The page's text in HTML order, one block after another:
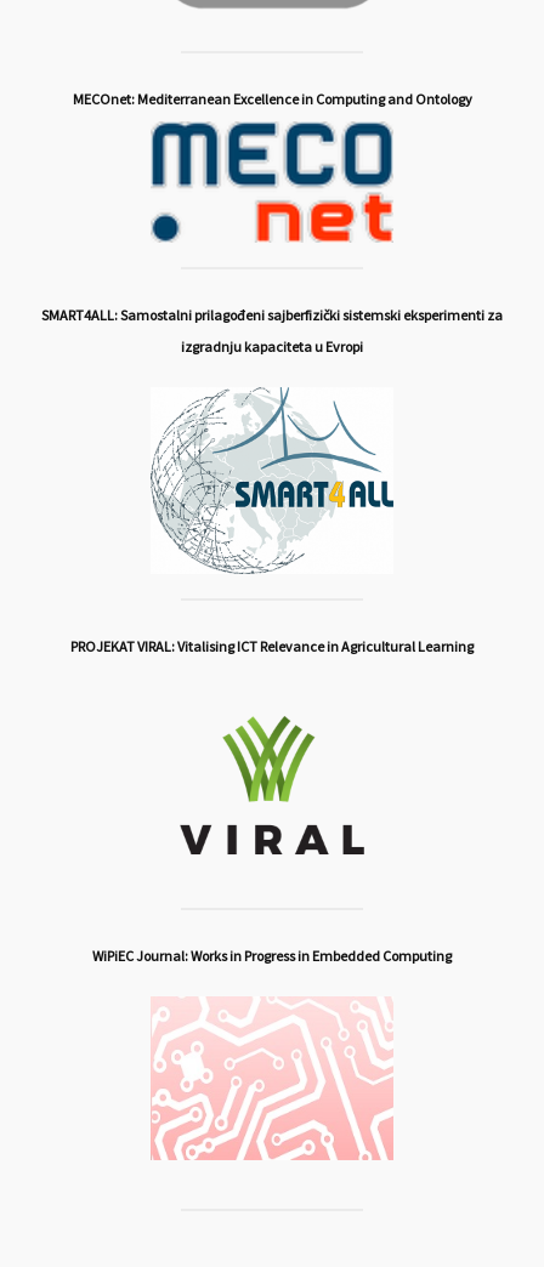
MECOnet: Mediterranean Excellence in Computing and Ontology
SMART4ALL: Samostalni prilagođeni sajberfizički sistemski eksperimenti za
izgradnju kapaciteta u Evropi
PROJEKAT VIRAL: Vitalising ICT Relevance in Agricultural Learning
WiPiEC Journal: Works in Progress in Embedded Computing